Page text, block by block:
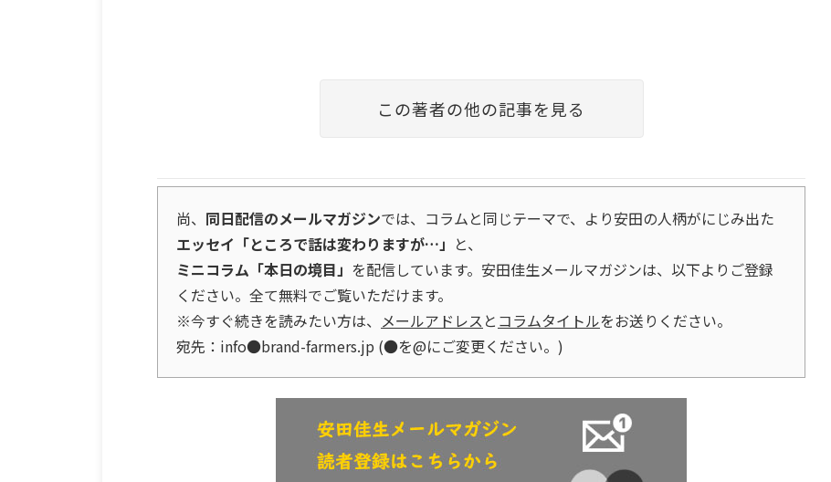
この著者の他の記事を見る
尚、 同日配信のメールマガジンでは、コラムと同じテーマで、より安田の人柄がにじみ出た
エッセイ「ところで話は変わりますが…」 と、
ミニコラム「本日の境目」 を配信しています。安田佳生メールマガジンは、以下よりご登録
ください。全て無料でご覧いただけます。
※今すぐ続きを読みたい方は、 メールアドレスと コラムタイトルをお送りください。
宛先：info●brand-farmers.jp (●を@にご変更ください。)